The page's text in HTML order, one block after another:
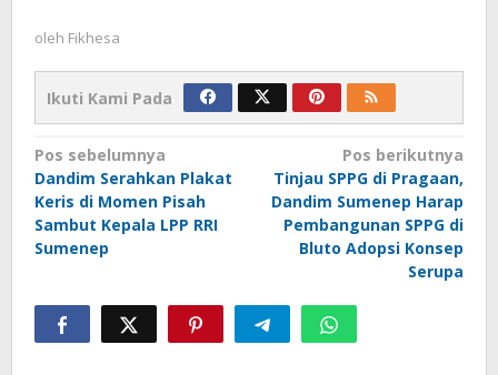
oleh Fikhesa
Ikuti Kami Pada
Navigasi
pos
Pos sebelumnya
Dandim Serahkan Plakat
Keris di Momen Pisah
Sambut Kepala LPP RRI
Sumenep
Pos berikutnya
Tinjau SPPG di Pragaan,
Dandim Sumenep Harap
Pembangunan SPPG di
Bluto Adopsi Konsep
Serupa